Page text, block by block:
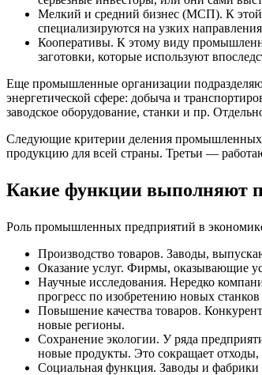
Мелкий и средний бизнес (МСП). К этой
специализируются на узких
Кооперативы. К этому виду
заготовки, которые используют
Еще промышленные организации
энергетической сфере: добыча и
заводское оборудование, станки и пр.
Следующие критерии деления
продукцию для всей страны. Третьи ―
Какие функции выполняют
Роль промышленных предприятий в
Производство товаров. Заводы,
Оказание услуг. Фирмы, оказывающие
Научные исследования. Нередко
прогресс по изобретению новых
Повышение качества товаров.
новые регионы.
Сохранение экологии. У ряда
новые продукты. Это сокращает отходы,
Социальная функция. Заводы и фабрики